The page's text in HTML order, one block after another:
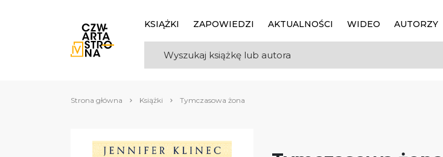
KSIĄŻKI ZAPOWIEDZI AKTUALNOŚCI WIDEO AUTORZY
Strona główna Książki Tymczasowa żona